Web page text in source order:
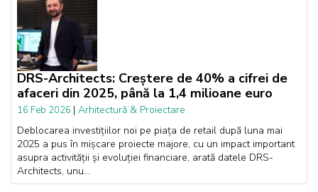
DRS-Architects: Creștere de 40% a cifrei de
afaceri din 2025, până la 1,4 milioane euro
16 Feb 2026 | Arhitectură & Proiectare
Deblocarea investițiilor noi pe piața de retail după luna mai
2025 a pus în mișcare proiecte majore, cu un impact important
asupra activității și evoluției financiare, arată datele DRS-
Architects, unu...